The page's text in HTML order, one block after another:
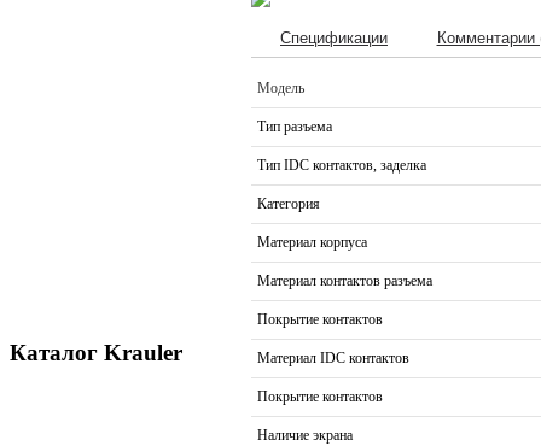
Каталог Krauler
Спецификации Комментарии
Модель
Тип разъема
Тип IDC контактов, заделка
Категория
Материал корпуса
Материал контактов разъема
Покрытие контактов
Материал IDC контактов
Покрытие контактов
Наличие экрана